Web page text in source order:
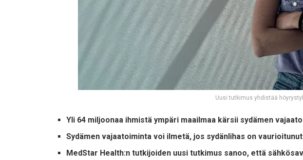
Uusi tutkimus yhdistää
Yli 64 miljoonaa ihmistä ympäri maailmaa kärsii sydämen
Sydämen vajaatoiminta voi ilmetä, jos sydänlihas on
MedStar Health:n tutkijoiden uusi tutkimus sanoo, että